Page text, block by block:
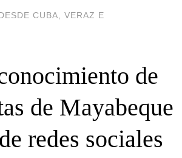
CUBA, VERAZ E
de
de Mayabeque
redes sociales